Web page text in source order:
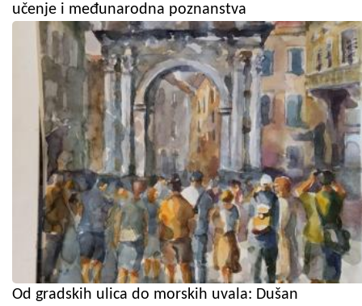
učenje i međunarodna poznanstva
Od gradskih ulica do morskih uvala: Dušan